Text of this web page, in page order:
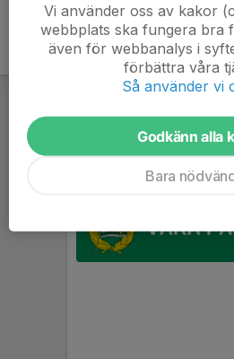
Vi använder oss av kakor
webbplats ska fungera bra
även för webbanalys i
förbättra våra
Så använder vi
Godkänn alla
Bara